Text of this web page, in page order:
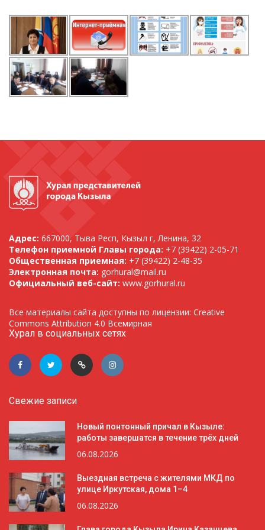
Адрес: 667000, Тыва Респ, Кызыл г, Ленина, 32
Телефон приемной Главы города: +7 (39422) 2-05-71
Общественная приемная: +7 (39422) 2-48-35
Электронная почта: gorhural@mail.ru
Официальный веб-сайт: www.gorhural.ru
Все материалы сайта доступны по лицензии: Creative
Commons Attribution 4.0 Всемирная
Хурал в социальных сетях
Свежие записи
Новый понтонный причал в Кызыле:
работы завершатся в течение трёх дней
06.08.2026
Выездная встреча с жителями МКД по
улице Иркутская, дома 1–4
06.08.2026